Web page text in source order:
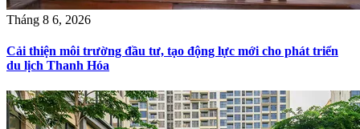
Tháng 8 6, 2026
Cải thiện môi trường đầu tư, tạo động lực mới cho phát triển
du lịch Thanh Hóa